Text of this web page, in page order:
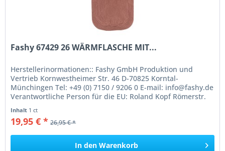
Fashy 67429 26 WÄRMFLASCHE MIT...
Herstellerinormationen:: Fashy GmbH Produktion und
Vertrieb Kornwestheimer Str. 46 D-70825 Korntal-
Münchingen Tel: +49 (0) 7150 / 9206 0 E-mail: info@fashy.de
Verantwortliche Person für die EU: Roland Kopf Römerstr.
Inhalt 1 ct
19,95 € * 26,95 € *
In den Warenkorb